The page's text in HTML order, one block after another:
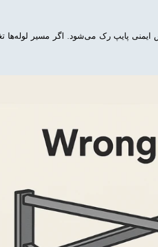
پایپ رک می‌شود. اگر مسیر لوله‌ها